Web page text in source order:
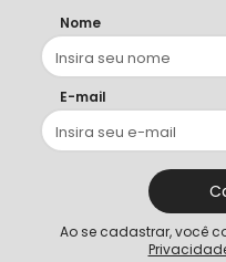
Nome
E-mail
Ao se cadastrar, você